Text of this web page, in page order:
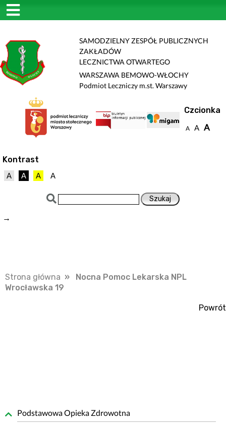
SAMODZIELNY ZESPÓŁ PUBLICZNYCH
ZAKŁADÓW
LECZNICTWA OTWARTEGO
WARSZAWA BEMOWO-WŁOCHY
Podmiot Leczniczy m.st. Warszawy
Czcionka
A A A
Kontrast
A A A A
→
Strona główna » Nocna Pomoc Lekarska NPL
Wrocławska 19
Powrót
Podstawowa Opieka Zdrowotna